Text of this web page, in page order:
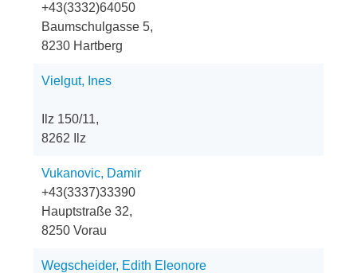
+43(3332)64050
Baumschulgasse 5,
8230 Hartberg
Vielgut, Ines
Ilz 150/11,
8262 Ilz
Vukanovic, Damir
+43(3337)33390
Hauptstraße 32,
8250 Vorau
Wegscheider, Edith Eleonore